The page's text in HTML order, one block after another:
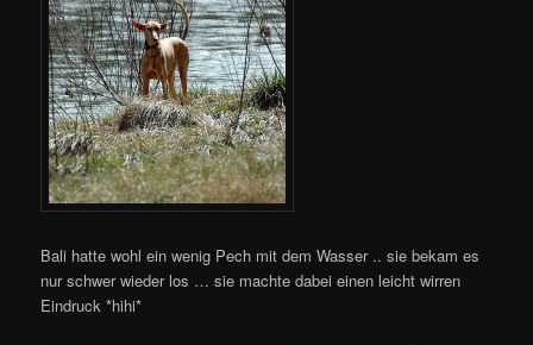
Bali hatte wohl ein wenig Pech mit dem Wasser .. sie bekam es
nur schwer wieder los … sie machte dabei einen leicht wirren
Eindruck *hihi*